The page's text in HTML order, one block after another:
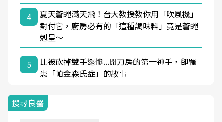
4
夏天蒼蠅滿天飛！台大教授教你用「吹風機」
對付它，廚房必有的「這種調味料」竟是蒼蠅
剋星～
5
比被砍掉雙手還慘...開刀房的第一神手，卻罹
患「帕金森氏症」的故事
搜尋良醫